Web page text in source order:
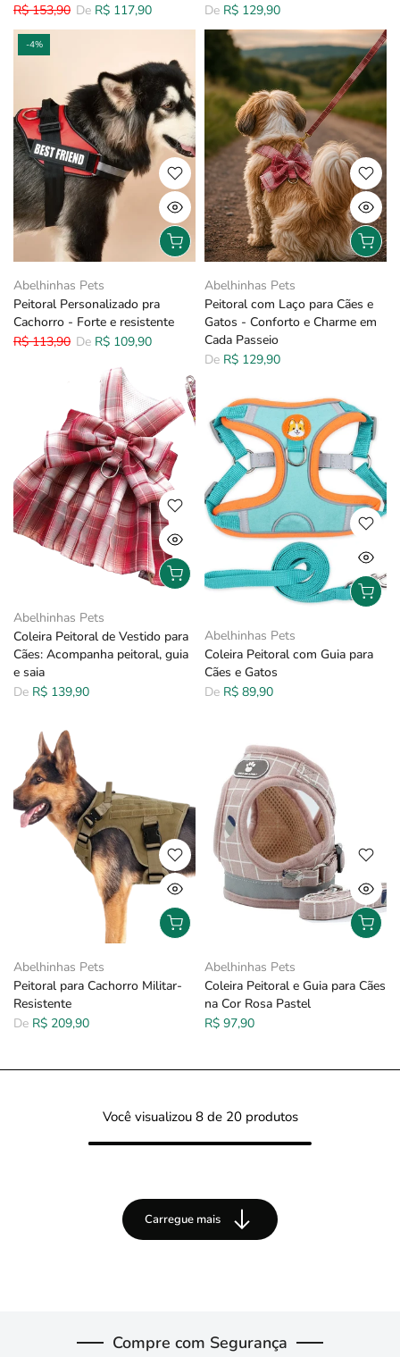
R$ 153,90 De R$ 117,90
De R$ 129,90
-4%
Abelhinhas Pets
Peitoral Personalizado pra
Cachorro - Forte e resistente
R$ 113,90 De R$ 109,90
Abelhinhas Pets
Peitoral com Laço para Cães e
Gatos - Conforto e Charme em
Cada Passeio
De R$ 129,90
Abelhinhas Pets
Coleira Peitoral de Vestido para
Cães: Acompanha peitoral, guia
e saia
De R$ 139,90
Abelhinhas Pets
Coleira Peitoral com Guia para
Cães e Gatos
De R$ 89,90
Abelhinhas Pets
Peitoral para Cachorro Militar-
Resistente
De R$ 209,90
Abelhinhas Pets
Coleira Peitoral e Guia para Cães
na Cor Rosa Pastel
R$ 97,90
Você visualizou 8de 20 produtos
Carregue mais
Compre com Segurança